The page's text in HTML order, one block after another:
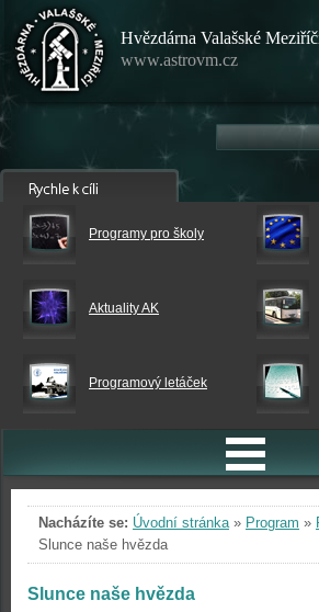
Hvězdárna Valašské
www.astrovm.cz
Programy pro školy
Aktuality AK
Programový letáček
Nacházíte se: Úvodní stránka» Program »
Slunce naše hvězda
Slunce naše hvězda